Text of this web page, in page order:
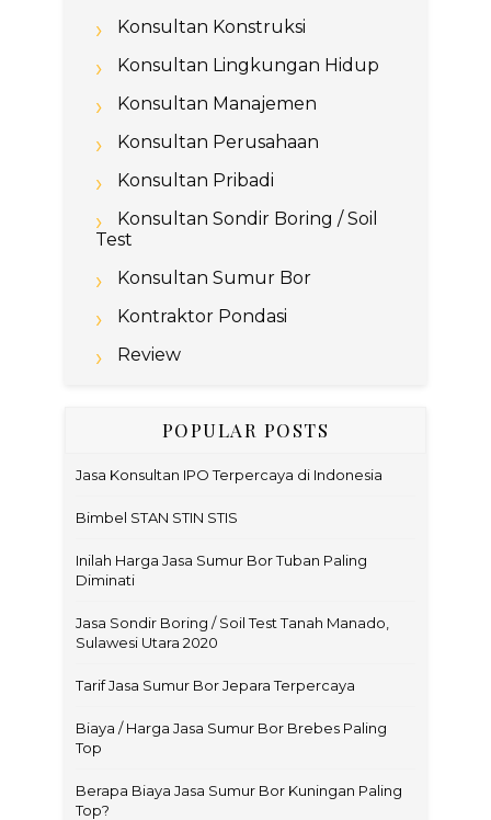
Konsultan Konstruksi
Konsultan Lingkungan Hidup
Konsultan Manajemen
Konsultan Perusahaan
Konsultan Pribadi
Konsultan Sondir Boring / Soil
Test
Konsultan Sumur Bor
Kontraktor Pondasi
Review
POPULAR POSTS
Jasa Konsultan IPO Terpercaya di Indonesia
Bimbel STAN STIN STIS
Inilah Harga Jasa Sumur Bor Tuban Paling
Diminati
Jasa Sondir Boring / Soil Test Tanah Manado,
Sulawesi Utara 2020
Tarif Jasa Sumur Bor Jepara Terpercaya
Biaya / Harga Jasa Sumur Bor Brebes Paling
Top
Berapa Biaya Jasa Sumur Bor Kuningan Paling
Top?